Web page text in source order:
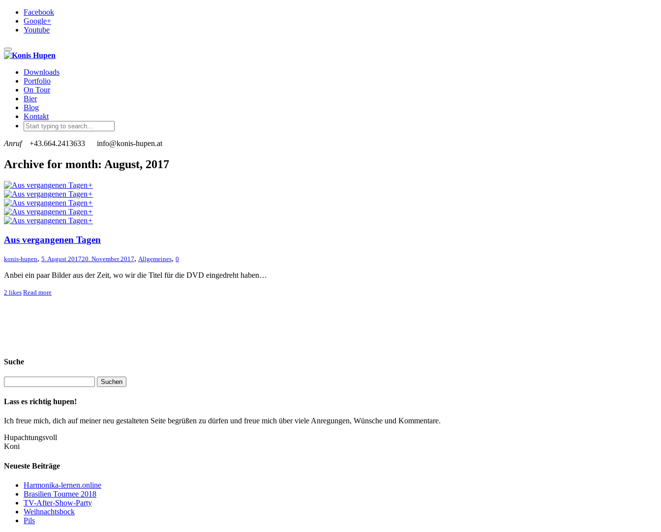
Facebook
Google+
Youtube
Toggle navigation
Downloads
Portfolio
On Tour
Bier
Blog
Kontakt
Anruf +43.664.2413633 info@konis-hupen.at
Archive for month: August, 2017
+
+
+
+
+
Aus vergangenen Tagen
konis-hupen, 5. August 201720. November 2017, Allgemeines, 0
Anbei ein paar Bilder aus der Zeit, wo wir die Titel für die DVD eingedreht haben…
2 likes Read more
Suche
Lass es richtig hupen!
Ich freue mich, dich auf meiner neu gestalteten Seite begrüßen zu dürfen und freue mich über viele Anregungen, Wünsche und Kommentare.
Hupachtungsvoll
Koni
Neueste Beiträge
Harmonika-lernen.online
Brasilien Tournee 2018
TV-After-Show-Party
Weihnachtsbock
Pils